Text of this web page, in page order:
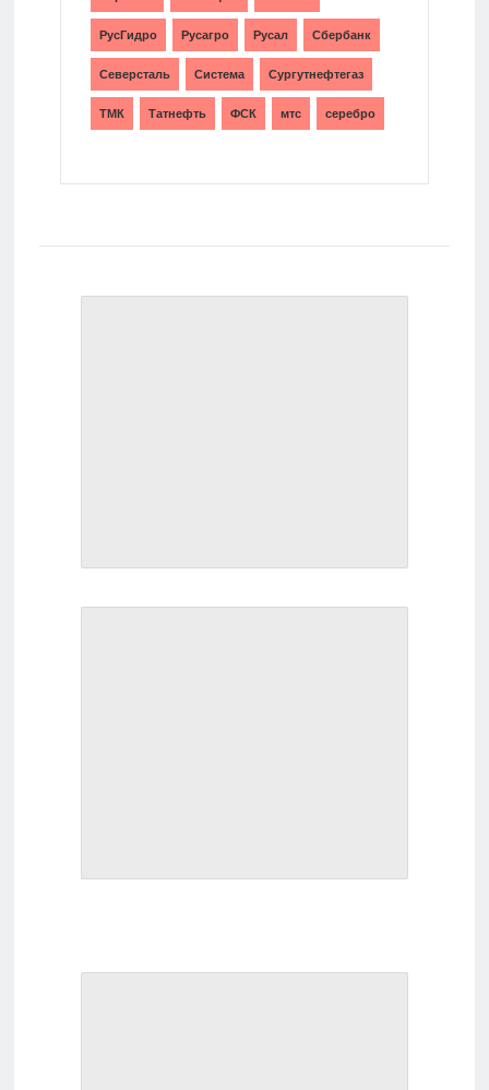
РусГидро Русагро Русал Сбербанк
Северсталь Система Сургутнефтегаз
ТМК Татнефть ФСК мтс серебро